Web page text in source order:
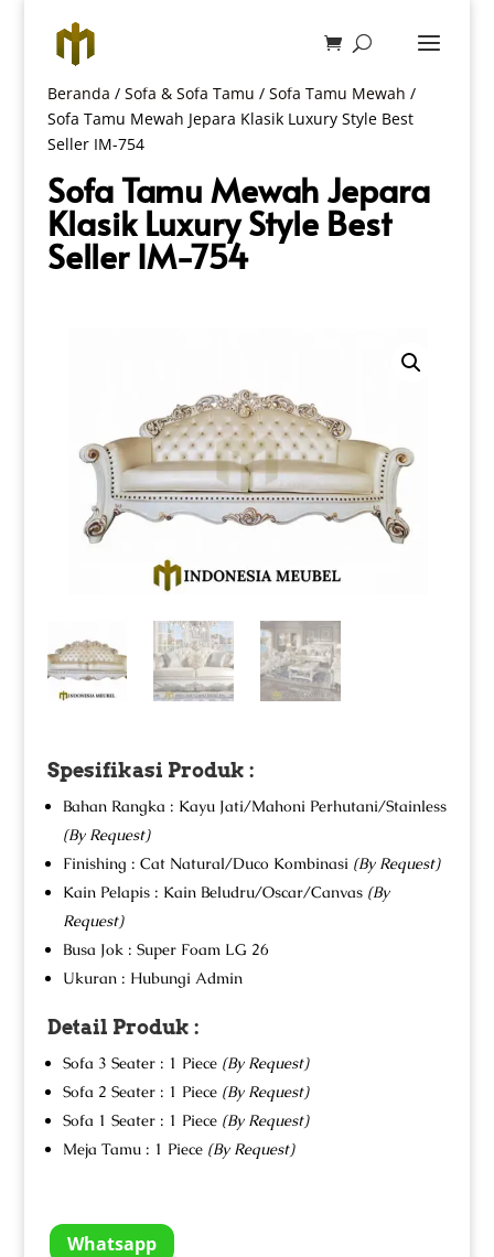
Beranda / Sofa & Sofa Tamu / Sofa Tamu Mewah /
Sofa Tamu Mewah Jepara Klasik Luxury Style Best
Seller IM-754
Sofa Tamu Mewah Jepara
Klasik Luxury Style Best
Seller IM-754
Spesifikasi Produk :
Bahan Rangka : Kayu Jati/Mahoni Perhutani/Stainless
(By Request)
Finishing : Cat Natural/Duco Kombinasi (By Request)
Kain Pelapis : Kain Beludru/Oscar/Canvas (By
Request)
Busa Jok : Super Foam LG 26
Ukuran : Hubungi Admin
Detail Produk :
Sofa 3 Seater : 1 Piece (By Request)
Sofa 2 Seater : 1 Piece (By Request)
Sofa 1 Seater : 1 Piece (By Request)
Meja Tamu : 1 Piece (By Request)
Whatsapp